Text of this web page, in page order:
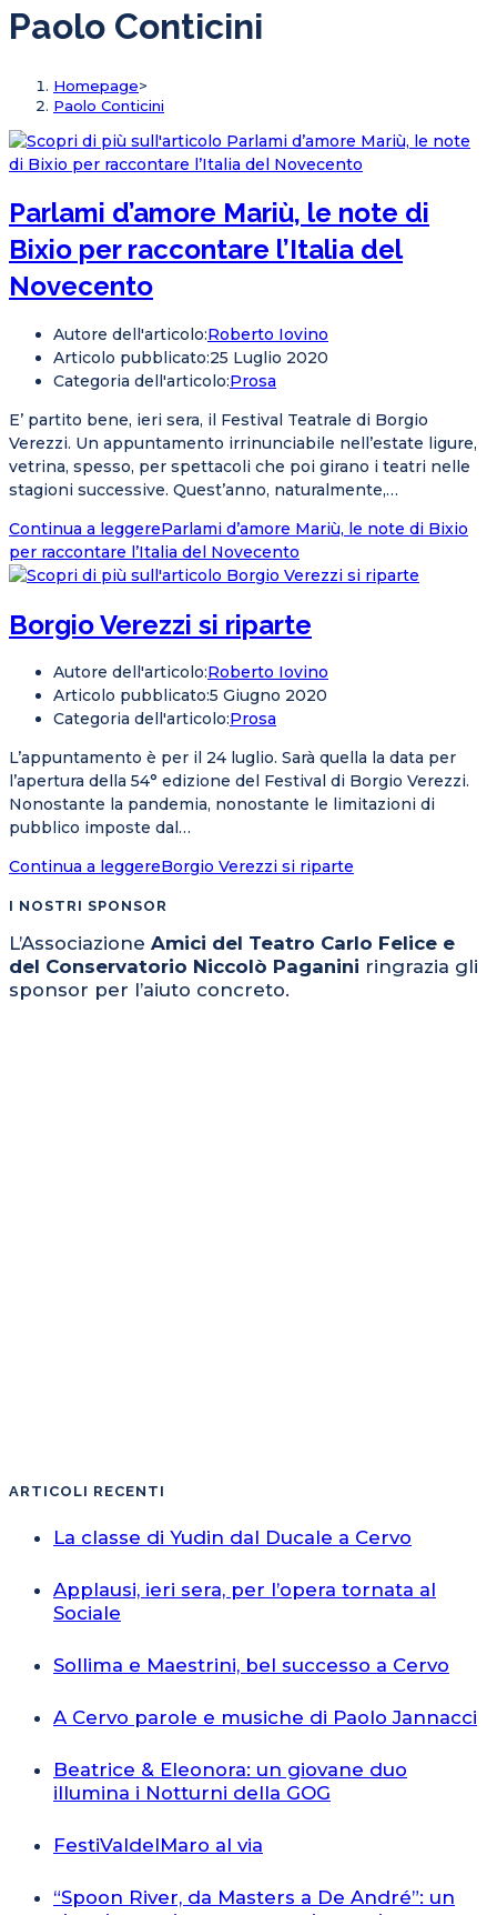
Paolo Conticini
Homepage>
Paolo Conticini
Parlami d’amore Mariù, le note di
Bixio per raccontare l’Italia del
Novecento
Autore dell'articolo:Roberto Iovino
Articolo pubblicato:25 Luglio 2020
Categoria dell'articolo:Prosa
E’ partito bene, ieri sera, il Festival Teatrale di Borgio
Verezzi. Un appuntamento irrinunciabile nell’estate ligure,
vetrina, spesso, per spettacoli che poi girano i teatri nelle
stagioni successive. Quest’anno, naturalmente,…
Continua a leggereParlami d’amore Mariù, le note di Bixio
per raccontare l’Italia del Novecento
Borgio Verezzi si riparte
Autore dell'articolo:Roberto Iovino
Articolo pubblicato:5 Giugno 2020
Categoria dell'articolo:Prosa
L’appuntamento è per il 24 luglio. Sarà quella la data per
l’apertura della 54° edizione del Festival di Borgio Verezzi.
Nonostante la pandemia, nonostante le limitazioni di
pubblico imposte dal…
Continua a leggereBorgio Verezzi si riparte
I NOSTRI SPONSOR
L’Associazione Amici del Teatro Carlo Felice e
del Conservatorio Niccolò Paganini ringrazia gli
sponsor per l’aiuto concreto.
ARTICOLI RECENTI
La classe di Yudin dal Ducale a Cervo
Applausi, ieri sera, per l’opera tornata al
Sociale
Sollima e Maestrini, bel successo a Cervo
A Cervo parole e musiche di Paolo Jannacci
Beatrice & Eleonora: un giovane duo
illumina i Notturni della GOG
FestiValdelMaro al via
“Spoon River, da Masters a De André”: un